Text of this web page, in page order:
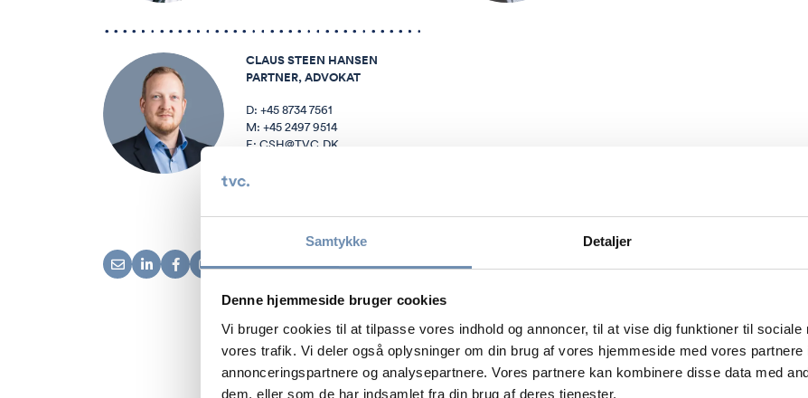
Samtykke Detaljer
Denne hjemmeside bruger cookies
Vi bruger cookies til at tilpasse vores indhold og annoncer, til at vise dig funktioner til sociale
vores trafik. Vi deler også oplysninger om din brug af vores hjemmeside med vores partnere
annonceringspartnere og analysepartnere. Vores partnere kan kombinere disse data med
dem, eller som de har indsamlet fra din brug af deres tjenester.
CLAUS STEEN HANSEN
PARTNER, ADVOKAT
D:+45 8734 7561
M:+45 2497 9514
E:CSH@TVC.DK